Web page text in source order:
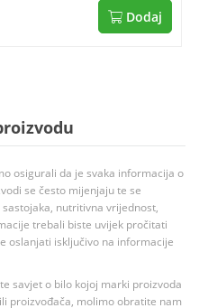
Dodaj
osigurali da je svaka informacija o
se često mijenjaju te se
nutritivna vrijednost,
trebali biste uvijek pročitati
oslanjati isključivo na informacije
savjet o bilo kojoj marki proizvoda
proizvođača, molimo obratite nam